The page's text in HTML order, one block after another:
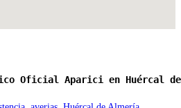
Oficial Aparici en Huércal